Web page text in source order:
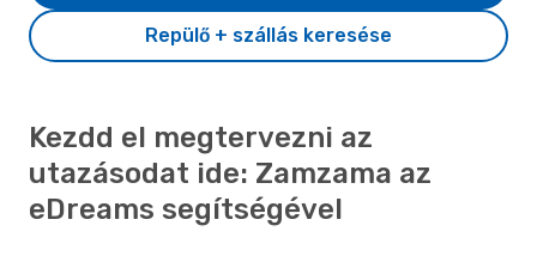
Repülő + szállás keresése
Kezdd el megtervezni az
utazásodat ide: Zamzama az
eDreams segítségével